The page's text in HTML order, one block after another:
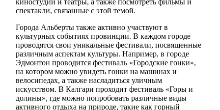
спектакли, связанные с этой темой.
Города Альберты также активно участвуют в
культурных событиях провинции. В каждом городе
проводятся свои уникальные фестивали, посвященные
различным аспектам культуры. Например, в городе
Эдмонтон проводится фестиваль «Городские гонки»,
на котором можно увидеть гонки на машинах и
велосипедах, а также насладиться уличным
искусством. В Калгари проходит фестиваль «Горы и
долины», где можно попробовать различные виды
активного отдыха на природе, такие как горный